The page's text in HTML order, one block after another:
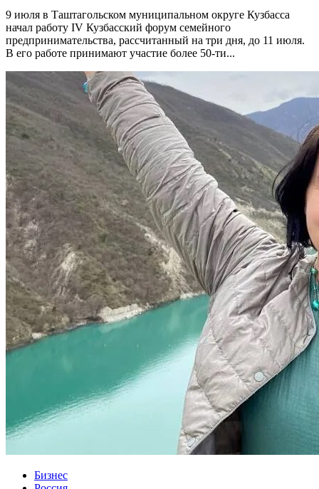
9 июля в Таштагольском муниципальном округе Кузбасса
начал работу IV Кузбасский форум семейного
предпринимательства, рассчитанный на три дня, до 11 июля.
В его работе принимают участие более 50-ти...
Бизнес